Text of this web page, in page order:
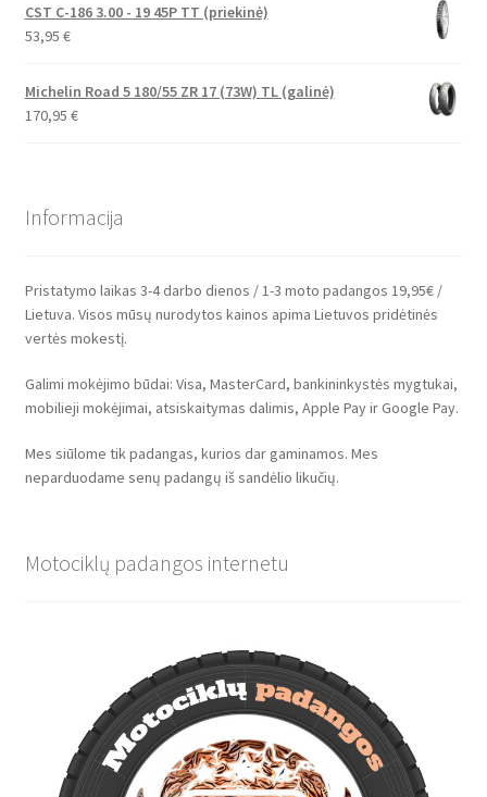
CST C-186 3.00 - 19 45P TT (priekinė)
53,95 €
Michelin Road 5 180/55 ZR 17 (73W) TL (galinė)
170,95 €
Informacija
Pristatymo laikas 3-4 darbo dienos / 1-3 moto padangos 19,95€ /
Lietuva. Visos mūsų nurodytos kainos apima Lietuvos pridėtinės
vertės mokestį.
Galimi mokėjimo būdai: Visa, MasterCard, bankininkystės mygtukai,
mobilieji mokėjimai, atsiskaitymas dalimis, Apple Pay ir Google Pay.
Mes siūlome tik padangas, kurios dar gaminamos. Mes
neparduodame senų padangų iš sandėlio likučių.
Motociklų padangos internetu